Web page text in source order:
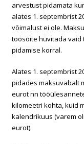
arvestust pidamata
alates 1. septembrist
võimalust ei ole.
töösõite hüvitada
pidamise korral.
Alates 1. septembrist
pidades maksuvabalt
eurot nn
kilomeetri kohta, kuid
kalendrikuus (varem
eurot).